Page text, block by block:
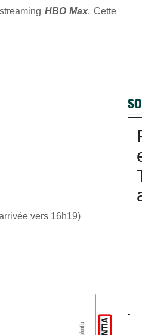
HBO Max. Cette
vers 16h19)
-